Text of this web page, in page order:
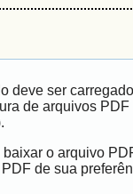
deve ser
de arquivos
o arquivo
de sua